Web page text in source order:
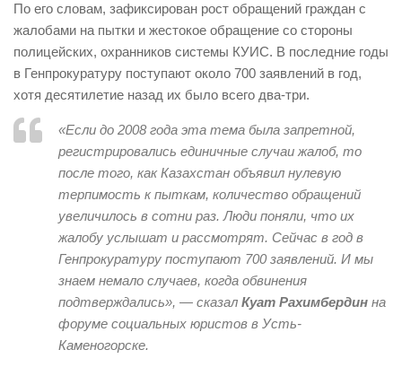
По его словам, зафиксирован рост обращений граждан с
жалобами на пытки и жестокое обращение со стороны
полицейских, охранников системы КУИС. В последние годы
в Генпрокуратуру поступают около 700 заявлений в год,
хотя десятилетие назад их было всего два-три.
«Если до 2008 года эта тема была запретной,
регистрировались единичные случаи жалоб, то
после того, как Казахстан объявил нулевую
терпимость к пыткам, количество обращений
увеличилось в сотни раз. Люди поняли, что их
жалобу услышат и рассмотрят. Сейчас в год в
Генпрокуратуру поступают 700 заявлений. И мы
знаем немало случаев, когда обвинения
подтверждались», — сказал Куат Рахимбердин на
форуме социальных юристов в Усть-
Каменогорске.